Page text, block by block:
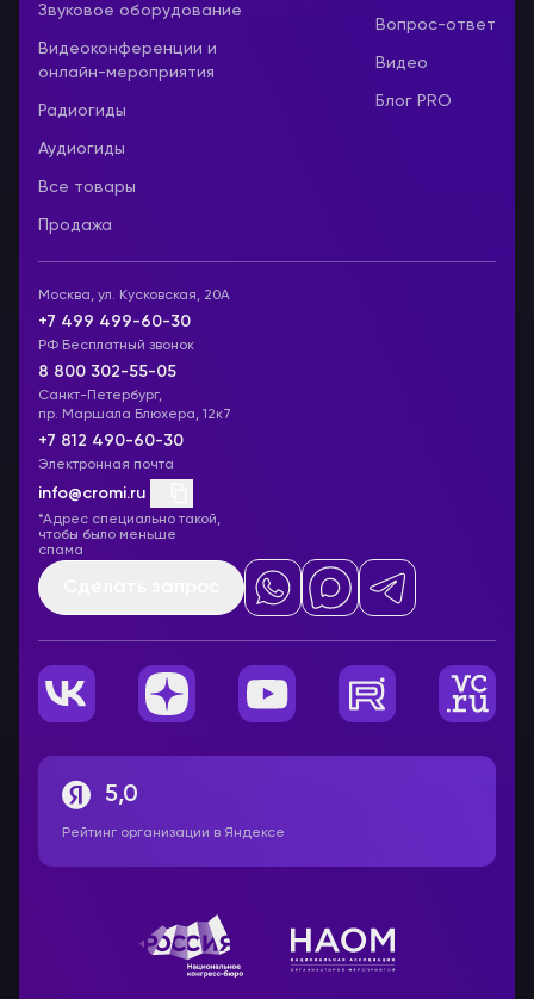
Звуковое оборудование
Видеоконференции и
онлайн-мероприятия
Радиогиды
Аудиогиды
Все товары
Продажа
Вопрос-ответ
Видео
Блог PRO
Москва, ул. Кусковская, 20А
+7 499 499-60-30
РФ Бесплатный звонок
8 800 302-55-05
Санкт-Петербург,
пр. Маршала Блюхера, 12к7
+7 812 490-60-30
Электронная почта
info@cromi.ru
*Адрес специально такой,
чтобы было меньше
спама
5,0
Рейтинг организации в Яндексе